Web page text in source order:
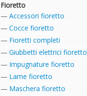
Fioretto
Accessori fioretto
Cocce fioretto
Fioretti completi
Giubbetti elettrici fioretto
Impugnature fioretto
Lame fioretto
Maschera fioretto